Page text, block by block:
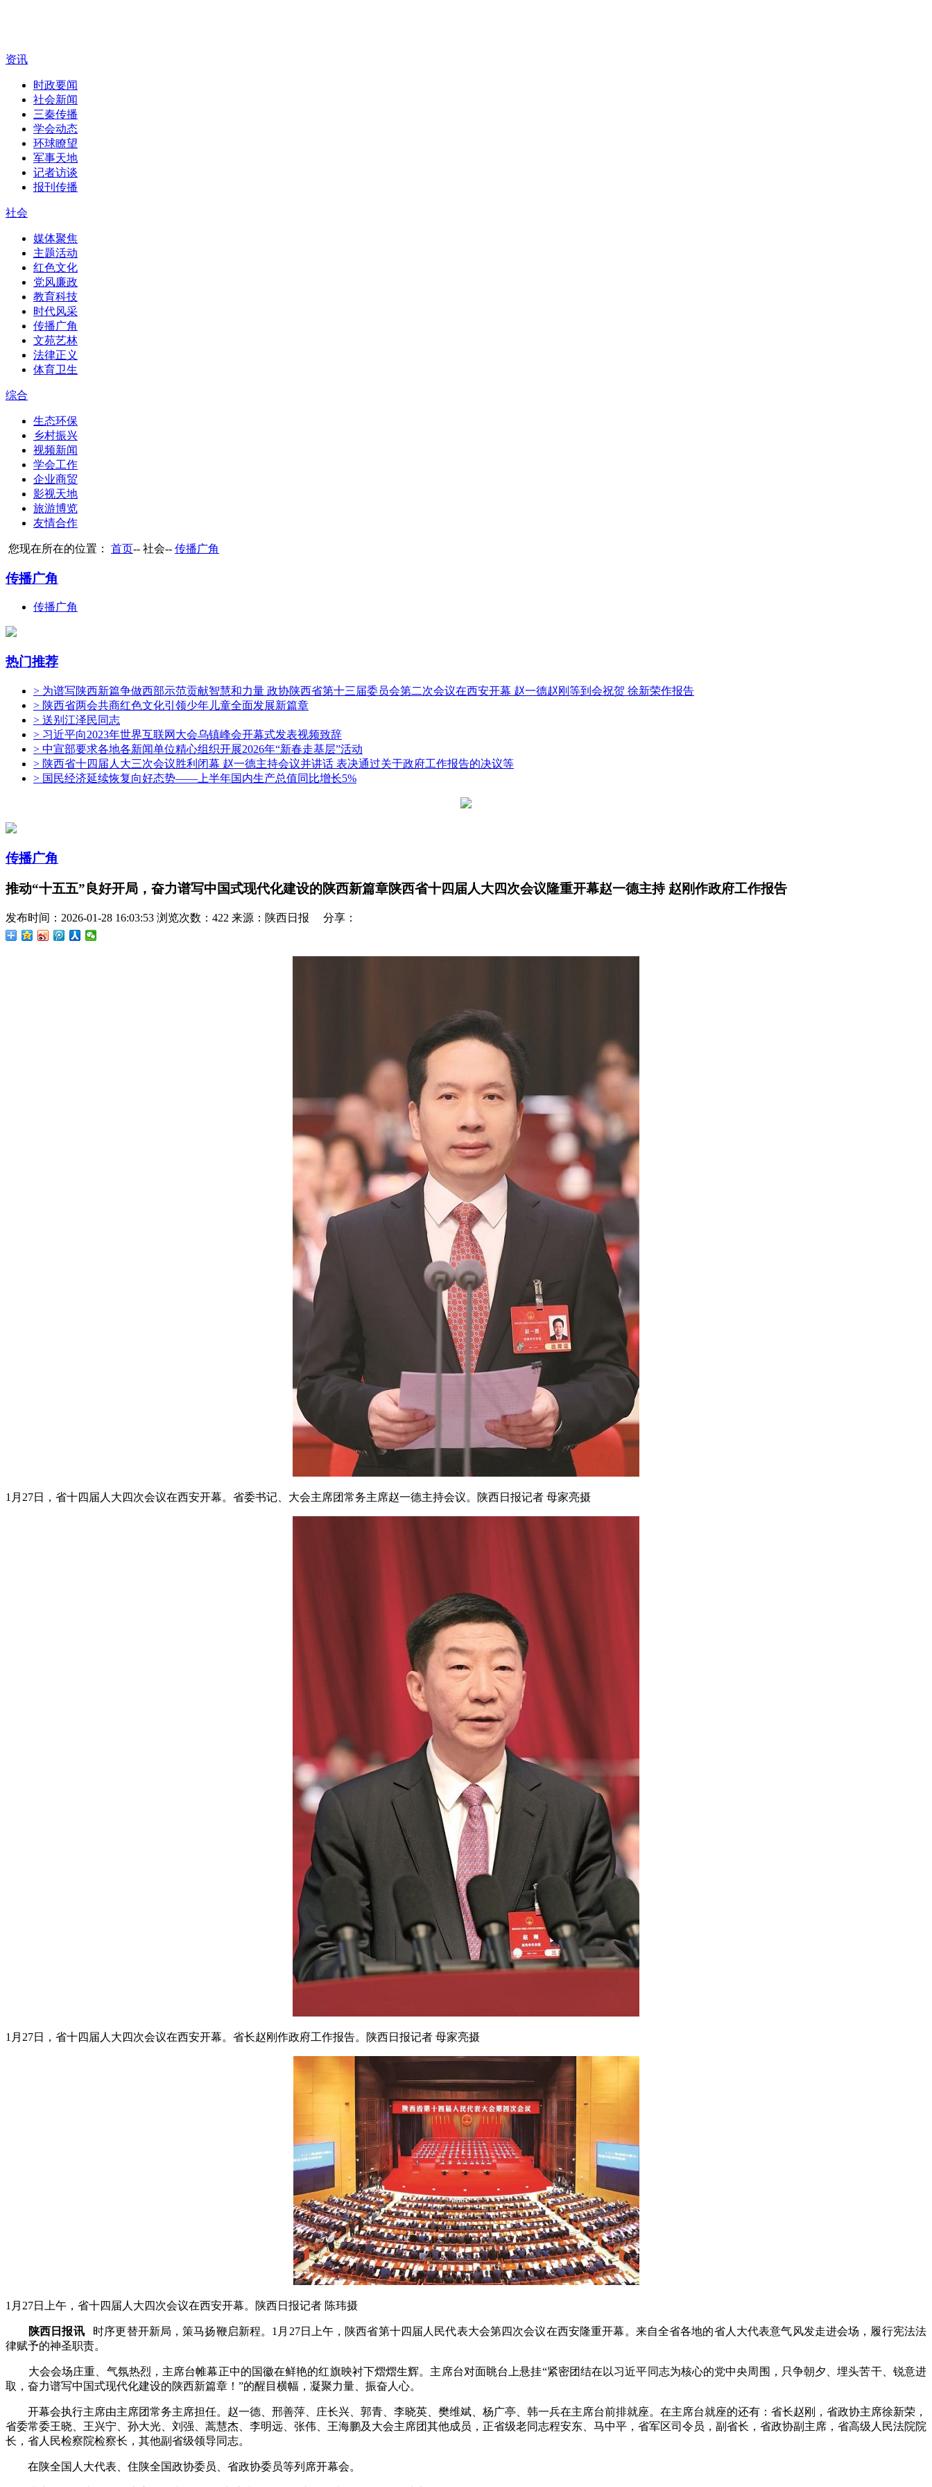
资讯
时政要闻
社会新闻
三秦传播
学会动态
环球瞭望
军事天地
记者访谈
报刊传播
社会
媒体聚焦
主题活动
红色文化
党风廉政
教育科技
时代风采
传播广角
文苑艺林
法律正义
体育卫生
综合
生态环保
乡村振兴
视频新闻
学会工作
企业商贸
影视天地
旅游博览
友情合作
您现在所在的位置： 首页-- 社会-- 传播广角
传播广角
传播广角
热门推荐
> 为谱写陕西新篇争做西部示范贡献智慧和力量 政协陕西省第十三届委员会第二次会议在西安开幕 赵一德赵刚等到会祝贺 徐新荣作报告
> 陕西省两会共商红色文化引领少年儿童全面发展新篇章
> 送别江泽民同志
> 习近平向2023年世界互联网大会乌镇峰会开幕式发表视频致辞
> 中宣部要求各地各新闻单位精心组织开展2026年“新春走基层”活动
> 陕西省十四届人大三次会议胜利闭幕 赵一德主持会议并讲话 表决通过关于政府工作报告的决议等
> 国民经济延续恢复向好态势——上半年国内生产总值同比增长5%
传播广角
推动“十五五”良好开局，奋力谱写中国式现代化建设的陕西新篇章陕西省十四届人大四次会议隆重开幕赵一德主持 赵刚作政府工作报告
发布时间：2026-01-28 16:03:53 浏览次数：422 来源：陕西日报 分享：
1月27日，省十四届人大四次会议在西安开幕。省委书记、大会主席团常务主席赵一德主持会议。陕西日报记者 母家亮摄
1月27日，省十四届人大四次会议在西安开幕。省长赵刚作政府工作报告。陕西日报记者 母家亮摄
1月27日上午，省十四届人大四次会议在西安开幕。陕西日报记者 陈玮摄
陕西日报讯 时序更替开新局，策马扬鞭启新程。1月27日上午，陕西省第十四届人民代表大会第四次会议在西安隆重开幕。来自全省各地的省人大代表意气风发走进会场，履行宪法法
律赋予的神圣职责。
大会会场庄重、气氛热烈，主席台帷幕正中的国徽在鲜艳的红旗映衬下熠熠生辉。主席台对面眺台上悬挂“紧密团结在以习近平同志为核心的党中央周围，只争朝夕、埋头苦干、锐意进
取，奋力谱写中国式现代化建设的陕西新篇章！”的醒目横幅，凝聚力量、振奋人心。
开幕会执行主席由主席团常务主席担任。赵一德、邢善萍、庄长兴、郭青、李晓英、樊维斌、杨广亭、韩一兵在主席台前排就座。在主席台就座的还有：省长赵刚，省政协主席徐新荣，
省委常委王晓、王兴宁、孙大光、刘强、蒿慧杰、李明远、张伟、王海鹏及大会主席团其他成员，正省级老同志程安东、马中平，省军区司令员，副省长，省政协副主席，省高级人民法院院
长，省人民检察院检察长，其他副省级领导同志。
在陕全国人大代表、住陕全国政协委员、省政协委员等列席开幕会。